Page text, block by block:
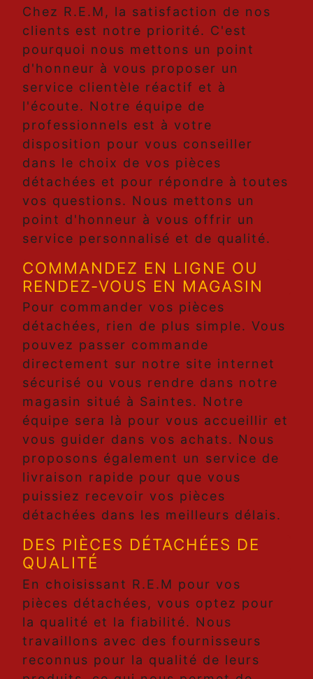
Chez R.E.M, la satisfaction de nos
clients est notre priorité. C'est
pourquoi nous mettons un point
d'honneur à vous proposer un
service clientèle réactif et à
l'écoute. Notre équipe de
professionnels est à votre
disposition pour vous conseiller
dans le choix de vos pièces
détachées et pour répondre à toutes
vos questions. Nous mettons un
point d'honneur à vous offrir un
service personnalisé et de qualité.
COMMANDEZ EN LIGNE OU
RENDEZ-VOUS EN MAGASIN
Pour commander vos pièces
détachées, rien de plus simple. Vous
pouvez passer commande
directement sur notre site internet
sécurisé ou vous rendre dans notre
magasin situé à Saintes. Notre
équipe sera là pour vous accueillir et
vous guider dans vos achats. Nous
proposons également un service de
livraison rapide pour que vous
puissiez recevoir vos pièces
détachées dans les meilleurs délais.
DES PIÈCES DÉTACHÉES DE
QUALITÉ
En choisissant R.E.M pour vos
pièces détachées, vous optez pour
la qualité et la fiabilité. Nous
travaillons avec des fournisseurs
reconnus pour la qualité de leurs